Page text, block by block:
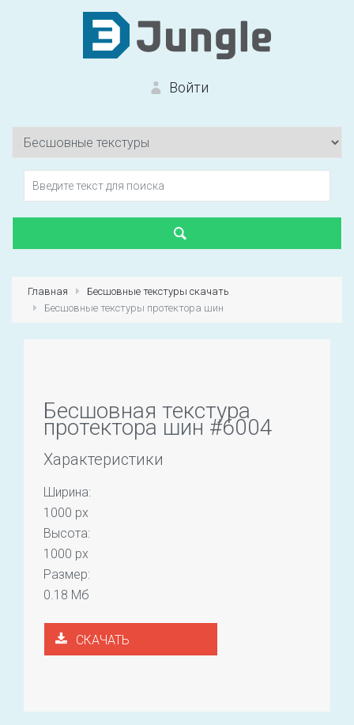
Войти
Вход на сайт
Первый раз? Зарегистрироваться
Главная
Бесшовные текстуры скачать
Бесшовные текстуры протектора шин
Бесшовная текстура
протектора шин #6004
Характеристики
Ширина:
1000 px
Высота:
1000 px
Размер:
0.18 Мб
СКАЧАТЬ